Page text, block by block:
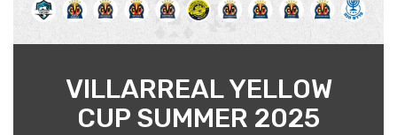
VILLARREAL YELLOW
CUP SUMMER 2025